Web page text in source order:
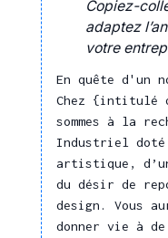
des
des
Copiez-
adaptez
votre
En quête d'un
Chez {intitulé
sommes à la
Industriel doté
artistique,
du désir de
design. Vous
donner vie à